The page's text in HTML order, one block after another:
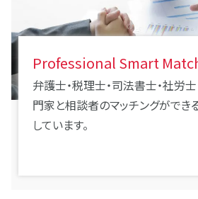
Professional Smart
弁護士・税理士・司法書士・社労
門家と相談者のマッチングができ
しています。